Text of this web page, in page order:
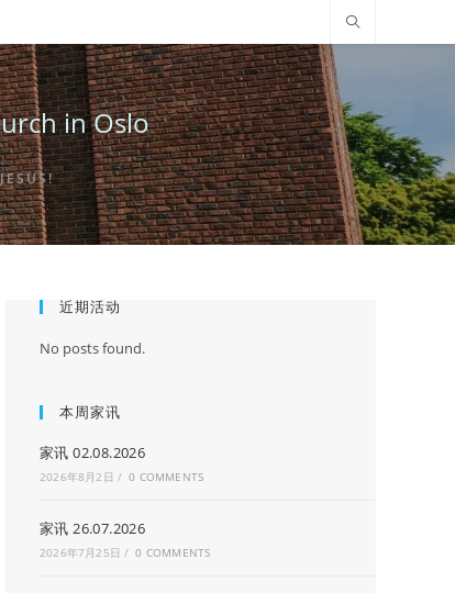
in Oslo
近期活动
No posts found.
本周家讯
家讯 02.08.2026
2026年8月2日 / 0 COMMENTS
家讯 26.07.2026
2026年7月25日 / 0 COMMENTS